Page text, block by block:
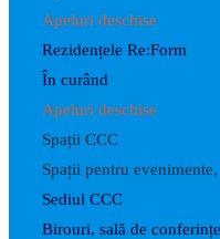
Apeluri deschise
Rezidențele Re:Form
În curând
Apeluri deschise
Spații CCC
Spații pentru
Sediul CCC
Birouri, sală de